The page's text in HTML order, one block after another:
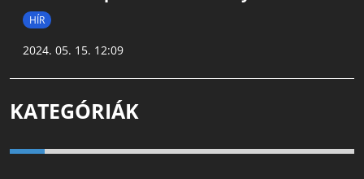
HÍR
2024. 05. 15. 12:09
KATEGÓRIÁK